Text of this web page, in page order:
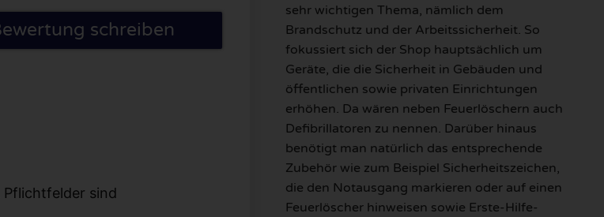
schreiben
sind
sehr wichtigen Thema, nämlich dem
Brandschutz und der Arbeitssicherheit. So
fokussiert sich der Shop hauptsächlich um
Geräte, die die Sicherheit in Gebäuden und
öffentlichen sowie privaten Einrichtungen
erhöhen. Da wären neben Feuerlöschern auch
Defibrillatoren zu nennen. Darüber hinaus
benötigt man natürlich das entsprechende
Zubehör wie zum Beispiel Sicherheitszeichen,
die den Notausgang markieren oder auf einen
Feuerlöscher hinweisen sowie Erste-Hilfe-